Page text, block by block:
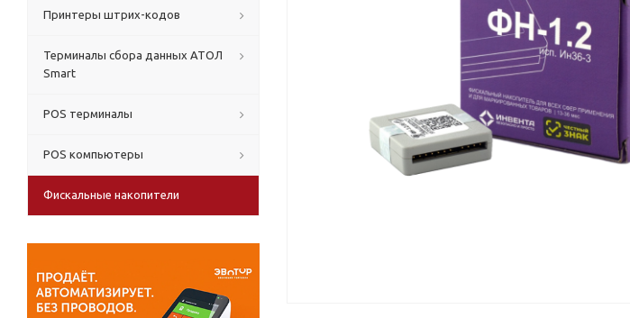
Принтеры штрих-кодов
Терминалы сбора данных АТОЛ
Smart
POS терминалы
POS компьютеры
Фискальные накопители